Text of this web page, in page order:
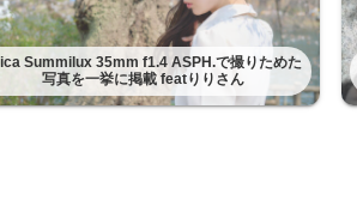
Summilux 35mm f1.4 ASPH.で撮りためた
写真を一挙に掲載 featりりさん